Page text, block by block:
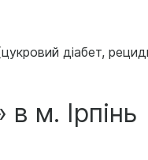
діабет,
в м. Ірпінь